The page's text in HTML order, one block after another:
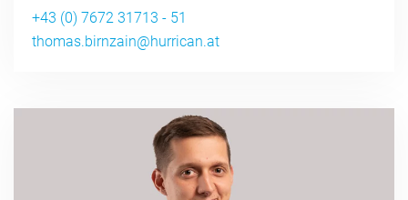
+43 (0) 7672 31713 - 51
thomas.birnzain@hurrican.at